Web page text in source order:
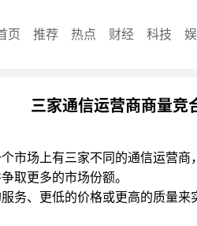
页 推荐 热点 财经 科技
三家通信运营商商量竞
市场上有三家不同的通信运营
取更多的市场份额。
务、更低的价格或更高的质量